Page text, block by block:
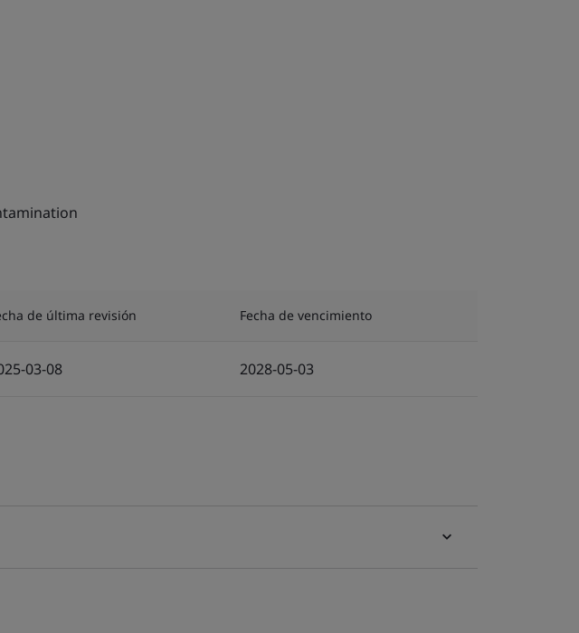
de última revisión Fecha de vencimiento
03-08 2028-05-03